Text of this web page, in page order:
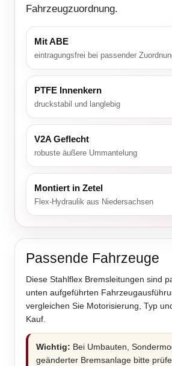
Fahrzeugzuordnung.
Mit ABE
eintragungsfrei bei passender
PTFE Innenkern
druckstabil und langlebig
V2A Geflecht
robuste äußere Ummantelung
Montiert in Zetel
Flex-Hydraulik aus Niedersachsen
Passende Fahrzeuge
Diese Stahlflex Bremsleitungen sind
unten aufgeführten
vergleichen Sie Motorisierung, Typ
Kauf.
Wichtig: Bei Umbauten,
geänderter Bremsanlage bitte